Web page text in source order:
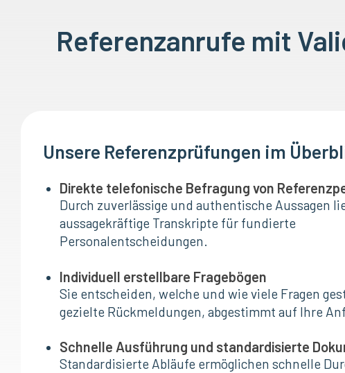
Referenzanrufe mit
Unsere Referenzprüfungen im
Direkte telefonische Befragung von
Durch zuverlässige und authentische Aussagen
aussagekräftige Transkripte für fundierte
Personalentscheidungen.
Individuell erstellbare Fragebögen
Sie entscheiden, welche und wie viele Fragen
gezielte Rückmeldungen, abgestimmt auf Ihre
Schnelle Ausführung und standardisierte
Standardisierte Abläufe ermöglichen schnelle